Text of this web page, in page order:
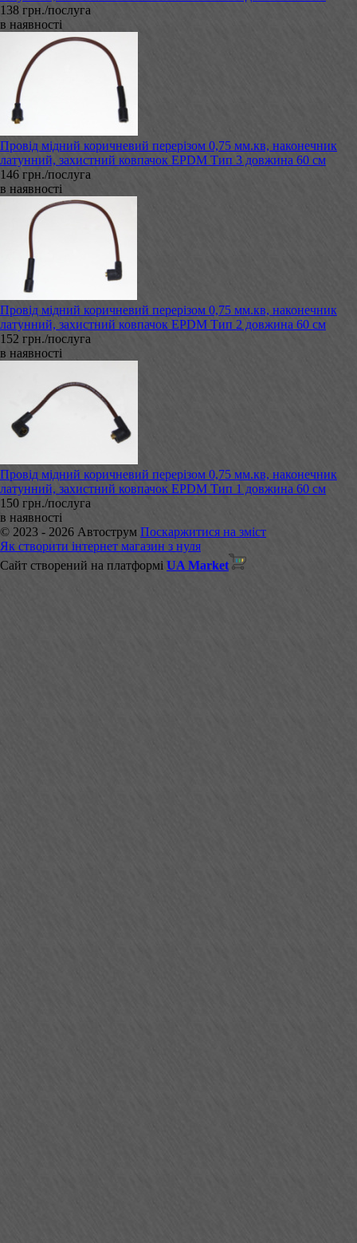
138 грн./послуга
в наявності
Провід мідний коричневий перерізом 0,75 мм.кв, наконечник
латунний, захистний ковпачок EPDM Тип 3 довжина 60 см
146 грн./послуга
в наявності
Провід мідний коричневий перерізом 0,75 мм.кв, наконечник
латунний, захистний ковпачок EPDM Тип 2 довжина 60 см
152 грн./послуга
в наявності
Провід мідний коричневий перерізом 0,75 мм.кв, наконечник
латунний, захистний ковпачок EPDM Тип 1 довжина 60 см
150 грн./послуга
в наявності
© 2023 - 2026 Автострум Поскаржитися на зміст
Як створити інтернет магазин з нуля
Сайт створений на платформі UA Market